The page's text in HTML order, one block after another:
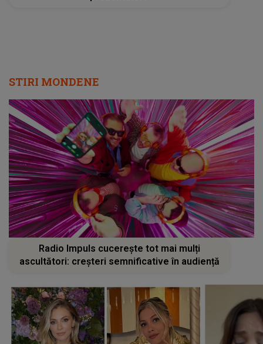
STIRI MONDENE
Radio Impuls cucerește tot mai mulți
ascultători: creșteri semnificative în audiență